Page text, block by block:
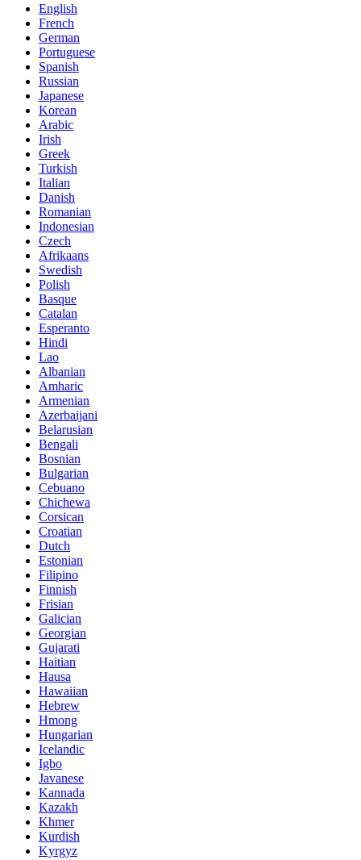
English
French
German
Portuguese
Spanish
Russian
Japanese
Korean
Arabic
Irish
Greek
Turkish
Italian
Danish
Romanian
Indonesian
Czech
Afrikaans
Swedish
Polish
Basque
Catalan
Esperanto
Hindi
Lao
Albanian
Amharic
Armenian
Azerbaijani
Belarusian
Bengali
Bosnian
Bulgarian
Cebuano
Chichewa
Corsican
Croatian
Dutch
Estonian
Filipino
Finnish
Frisian
Galician
Georgian
Gujarati
Haitian
Hausa
Hawaiian
Hebrew
Hmong
Hungarian
Icelandic
Igbo
Javanese
Kannada
Kazakh
Khmer
Kurdish
Kyrgyz